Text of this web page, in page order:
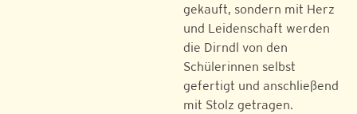
gekauft, sondern mit Herz
und Leidenschaft werden
die Dirndl von den
Schülerinnen selbst
gefertigt und anschließend
mit Stolz getragen.